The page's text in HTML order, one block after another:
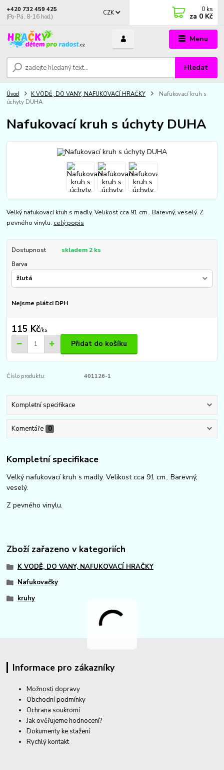
Menu
CZK
Hledat
+420 732 459 425
(Po-Pá, 8-16 hod.)
0 ks
za 0 Kč
Úvod K VODĚ, DO VANY, NAFUKOVACÍ HRAČKY
Nafukovací kruh s
úchyty DUHA
Nafukovací kruh s úchyty DUHA
Velký nafukovací kruh s madly. Velikost cca 91 cm.. Barevný, veselý. Z
pevného vinylu. celý popis
Dostupnost
skladem 2 ks
Barva
Nejsme plátci DPH
115 Kč/ks
Přidat do košíku
Číslo produktu: 401126-1
Kompletní specifikace
Komentáře 0
Kompletní specifikace
Velký nafukovací kruh s madly. Velikost cca 91 cm.. Barevný,
veselý.
Z pevného vinylu.
Zboží zařazeno v kategoriích
K VODĚ, DO VANY, NAFUKOVACÍ HRAČKY
Nafukovačky
kruhy
Informace pro zákazníky
Možnosti dopravy
Obchodní podmínky
Ochrana soukromí
Jak ověřujeme hodnocení?
Dokumenty ke stažení
Rychlý kontakt